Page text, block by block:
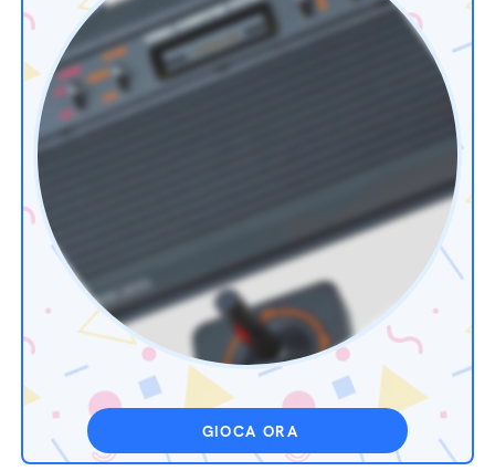
GIOCA ORA